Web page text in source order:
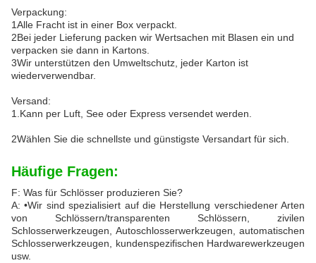
Verpackung:
1Alle Fracht ist in einer Box verpackt.
2Bei jeder Lieferung packen wir Wertsachen mit Blasen ein und
verpacken sie dann in Kartons.
3Wir unterstützen den Umweltschutz, jeder Karton ist
wiederverwendbar.
Versand:
1.Kann per Luft, See oder Express versendet werden.
2Wählen Sie die schnellste und günstigste Versandart für sich.
Häufige Fragen:
F: Was für Schlösser produzieren Sie?
A: •Wir sind spezialisiert auf die Herstellung verschiedener Arten
von Schlössern/transparenten Schlössern, zivilen
Schlosserwerkzeugen, Autoschlosserwerkzeugen, automatischen
Schlosserwerkzeugen, kundenspezifischen Hardwarewerkzeugen
usw.